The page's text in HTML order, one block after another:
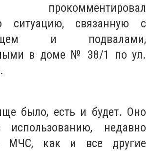
прокомментировал
ситуацию, связанную с
и подвалами,
в доме № 38/1 по ул.
было, есть и будет. Оно
недавно
МЧС, как и все другие